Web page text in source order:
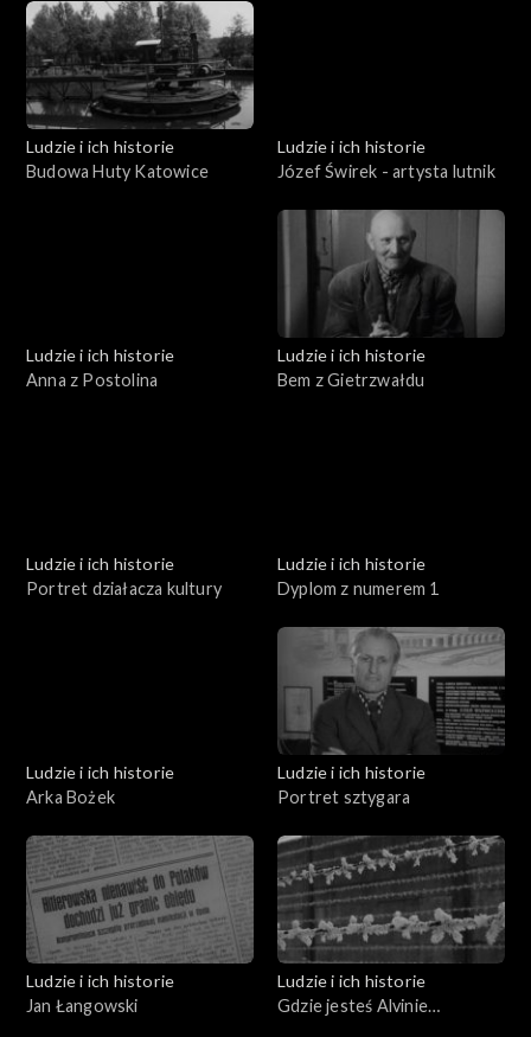
Ludzie i ich historie
Budowa Huty Katowice
Ludzie i ich historie
Józef Świrek - artysta lutnik
Ludzie i ich historie
Anna z Postolina
Ludzie i ich historie
Bem z Gietrzwałdu
Ludzie i ich historie
Portret działacza kultury
Ludzie i ich historie
Dyplom z numerem 1
Ludzie i ich historie
Arka Bożek
Ludzie i ich historie
Portret sztygara
Ludzie i ich historie
Jan Łangowski
Ludzie i ich historie
Gdzie jesteś Alvinie